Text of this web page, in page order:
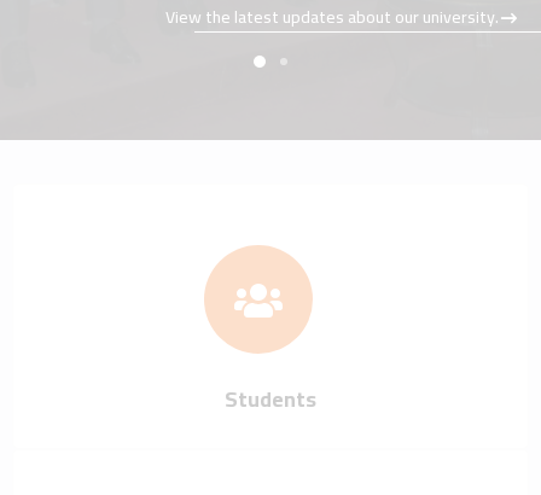
View the latest updates about our university.
Students